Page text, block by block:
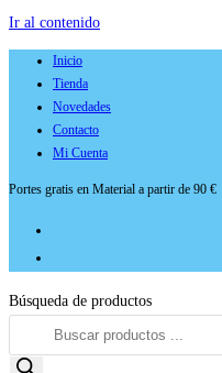
Ir al contenido
Inicio
Tienda
Novedades
Contacto
Mi Cuenta
Portes gratis en Material a partir de 90 €
Búsqueda de productos